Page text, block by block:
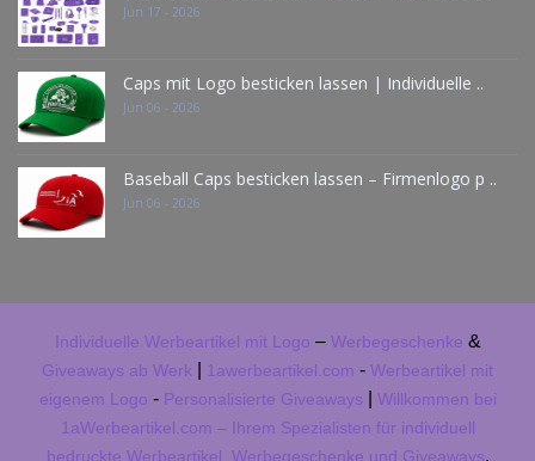
Jun 17 - 2026
Caps mit Logo besticken lassen | Individuelle ..
Jun 06 - 2026
Baseball Caps besticken lassen – Firmenlogo p ..
Jun 06 - 2026
Individuelle Werbeartikel mit Logo – Werbegeschenke &
Giveaways ab Werk 1awerbeartikel.com - Werbeartikel mit
eigenem Logo - Personalisierte Giveaways
Willkommen bei
1aWerbeartikel.com – Ihrem Spezialisten für individuell
bedruckte Werbeartikel, Werbegeschenke und Giveaways.